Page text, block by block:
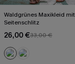
Waldgrünes Maxikleid mit
Seitenschlitz
26,00 €33,00 €